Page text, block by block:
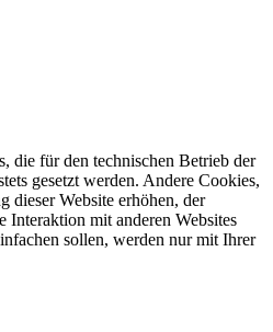
die für den technischen Betrieb der
gesetzt werden. Andere Cookies,
dieser Website erhöhen, der
mit anderen Websites
sollen, werden nur mit Ihrer